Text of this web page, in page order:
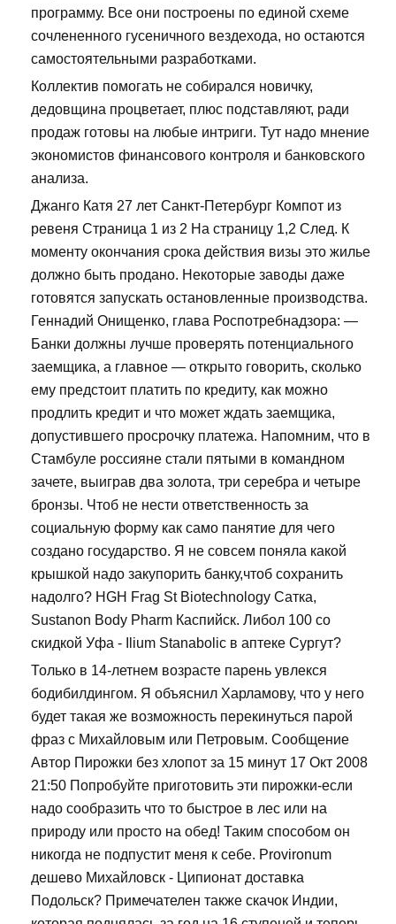
программу. Все они построены по единой схеме
сочлененного гусеничного вездехода, но остаются
самостоятельными разработками.
Коллектив помогать не собирался новичку,
дедовщина процветает, плюс подставляют, ради
продаж готовы на любые интриги. Тут надо мнение
экономистов финансового контроля и банковского
анализа.
Джанго Катя 27 лет Санкт-Петербург Компот из
ревеня Страница 1 из 2 На страницу 1,2 След. К
моменту окончания срока действия визы это жилье
должно быть продано. Некоторые заводы даже
готовятся запускать остановленные производства.
Геннадий Онищенко, глава Роспотребнадзора: —
Банки должны лучше проверять потенциального
заемщика, а главное — открыто говорить, сколько
ему предстоит платить по кредиту, как можно
продлить кредит и что может ждать заемщика,
допустившего просрочку платежа. Напомним, что в
Стамбуле россияне стали пятыми в командном
зачете, выиграв два золота, три серебра и четыре
бронзы. Чтоб не нести ответственность за
социальную форму как само панятие для чего
создано государство. Я не совсем поняла какой
крышкой надо закупорить банку,чтоб сохранить
надолго? HGH Frag St Biotechnology Сатка,
Sustanon Body Pharm Каспийск. Либол 100 со
скидкой Уфа - Ilium Stanabolic в аптеке Сургут?
Только в 14-летнем возрасте парень увлекся
бодибилдингом. Я объяснил Харламову, что у него
будет такая же возможность перекинуться парой
фраз с Михайловым или Петровым. Сообщение
Автор Пирожки без хлопот за 15 минут 17 Окт 2008
21:50 Попробуйте приготовить эти пирожки-если
надо сообразить что то быстрое в лес или на
природу или просто на обед! Таким способом он
никогда не подпустит меня к себе. Provironum
дешево Михайловск - Ципионат доставка
Подольск? Примечателен также скачок Индии,